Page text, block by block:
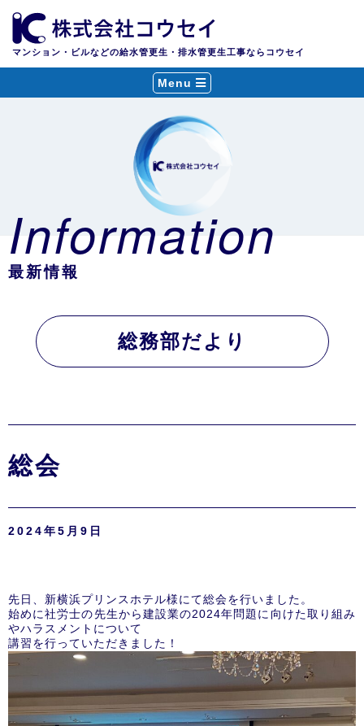
マンション・ビルなどの給水管更生・排水管更生工事ならコウセイ
Menu
Information
最新情報
総務部だより
総会
2024年5月9日
先日、新横浜プリンスホテル様にて総会を行いました。
始めに社労士の先生から建設業の2024年問題に向けた取り組み
やハラスメントについて
講習を行っていただきました！